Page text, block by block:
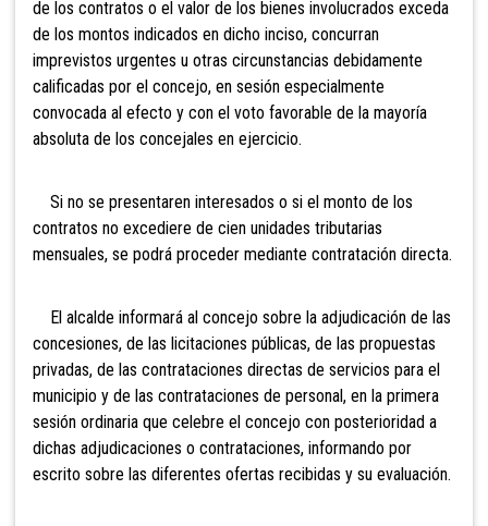
de los contratos o el valor de los bienes involucrados exceda
de los montos indicados en dicho inciso, concurran
imprevistos urgentes u otras circunstancias debidamente
calificadas por el concejo, en sesión especialmente
convocada al efecto y con el voto favorable de la mayoría
absoluta de los concejales en ejercicio.
Si no se presentaren interesados o si el monto de los
contratos no excediere de cien unidades tributarias
mensuales, se podrá proceder mediante contratación directa.
El alcalde informará al concejo sobre la adjudicación de las
concesiones, de las licitaciones públicas, de las propuestas
privadas, de las contrataciones directas de servicios para el
municipio y de las contrataciones de personal, en la primera
sesión ordinaria que celebre el concejo con posterioridad a
dichas adjudicaciones o contrataciones, informando por
escrito sobre las diferentes ofertas recibidas y su evaluación.